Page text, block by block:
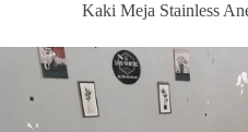
Kaki Meja Stainless